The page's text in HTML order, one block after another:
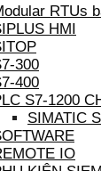
RTUs
HMI
300
400
S7-1200
SIMATIC
IO